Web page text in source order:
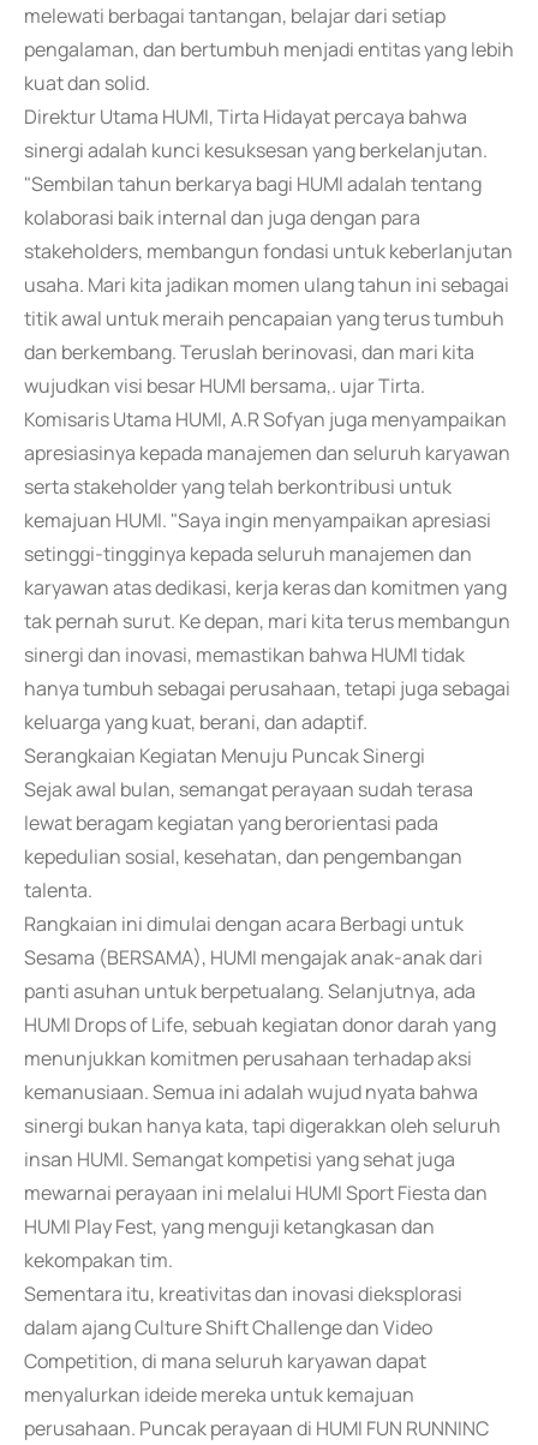
melewati berbagai tantangan, belajar dari setiap
pengalaman, dan bertumbuh menjadi entitas yang lebih
kuat dan solid.
Direktur Utama HUMI, Tirta Hidayat percaya bahwa
sinergi adalah kunci kesuksesan yang berkelanjutan.
"Sembilan tahun berkarya bagi HUMI adalah tentang
kolaborasi baik internal dan juga dengan para
stakeholders, membangun fondasi untuk keberlanjutan
usaha. Mari kita jadikan momen ulang tahun ini sebagai
titik awal untuk meraih pencapaian yang terus tumbuh
dan berkembang. Teruslah berinovasi, dan mari kita
wujudkan visi besar HUMI bersama,. ujar Tirta.
Komisaris Utama HUMI, A.R Sofyan juga menyampaikan
apresiasinya kepada manajemen dan seluruh karyawan
serta stakeholder yang telah berkontribusi untuk
kemajuan HUMI. "Saya ingin menyampaikan apresiasi
setinggi-tingginya kepada seluruh manajemen dan
karyawan atas dedikasi, kerja keras dan komitmen yang
tak pernah surut. Ke depan, mari kita terus membangun
sinergi dan inovasi, memastikan bahwa HUMI tidak
hanya tumbuh sebagai perusahaan, tetapi juga sebagai
keluarga yang kuat, berani, dan adaptif.
Serangkaian Kegiatan Menuju Puncak Sinergi
Sejak awal bulan, semangat perayaan sudah terasa
lewat beragam kegiatan yang berorientasi pada
kepedulian sosial, kesehatan, dan pengembangan
talenta.
Rangkaian ini dimulai dengan acara Berbagi untuk
Sesama (BERSAMA), HUMI mengajak anak-anak dari
panti asuhan untuk berpetualang. Selanjutnya, ada
HUMI Drops of Life, sebuah kegiatan donor darah yang
menunjukkan komitmen perusahaan terhadap aksi
kemanusiaan. Semua ini adalah wujud nyata bahwa
sinergi bukan hanya kata, tapi digerakkan oleh seluruh
insan HUMI. Semangat kompetisi yang sehat juga
mewarnai perayaan ini melalui HUMI Sport Fiesta dan
HUMI Play Fest, yang menguji ketangkasan dan
kekompakan tim.
Sementara itu, kreativitas dan inovasi dieksplorasi
dalam ajang Culture Shift Challenge dan Video
Competition, di mana seluruh karyawan dapat
menyalurkan ideide mereka untuk kemajuan
perusahaan. Puncak perayaan di HUMI FUN RUNNINC